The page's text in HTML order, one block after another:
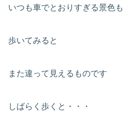
いつも車でとおりすぎる景色も
歩いてみると
また違って見えるものです
しばらく歩くと・・・